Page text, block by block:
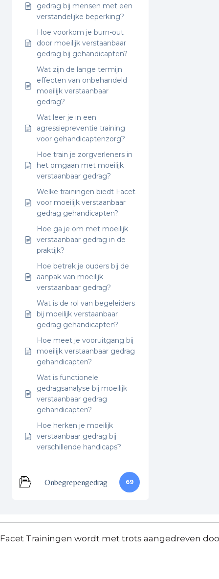
gedrag bij mensen met een
verstandelijke beperking?
Hoe voorkom je burn-out
door moeilijk verstaanbaar
gedrag bij gehandicapten?
Wat zijn de lange termijn
effecten van onbehandeld
moeilijk verstaanbaar
gedrag?
Wat leer je in een
agressiepreventie training
voor gehandicaptenzorg?
Hoe train je zorgverleners in
het omgaan met moeilijk
verstaanbaar gedrag?
Welke trainingen biedt Facet
voor moeilijk verstaanbaar
gedrag gehandicapten?
Hoe ga je om met moeilijk
verstaanbaar gedrag in de
praktijk?
Hoe betrek je ouders bij de
aanpak van moeilijk
verstaanbaar gedrag?
Wat is de rol van begeleiders
bij moeilijk verstaanbaar
gedrag gehandicapten?
Hoe meet je vooruitgang bij
moeilijk verstaanbaar gedrag
gehandicapten?
Wat is functionele
gedragsanalyse bij moeilijk
verstaanbaar gedrag
gehandicapten?
Hoe herken je moeilijk
verstaanbaar gedrag bij
verschillende handicaps?
Onbegrepengedrag 69
Facet Trainingen wordt met trots aangedreven